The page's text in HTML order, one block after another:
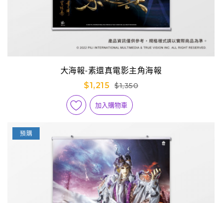
大海報-素還真電影主角海報
$1,215
$1,350
加入購物車
預購